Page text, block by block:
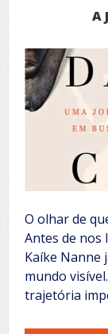
A
O olhar de
Antes de nos
Kaíke Nanne
mundo
trajetória